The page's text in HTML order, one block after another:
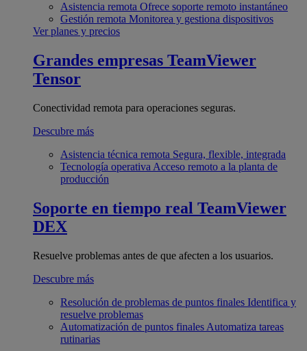
Asistencia remota Ofrece soporte remoto instantáneo
Gestión remota Monitorea y gestiona dispositivos
Ver planes y precios
Grandes empresas TeamViewer
Tensor
Conectividad remota para operaciones seguras.
Descubre más
Asistencia técnica remota Segura, flexible, integrada
Tecnología operativa Acceso remoto a la planta de
producción
Soporte en tiempo real TeamViewer
DEX
Resuelve problemas antes de que afecten a los usuarios.
Descubre más
Resolución de problemas de puntos finales Identifica y
resuelve problemas
Automatización de puntos finales Automatiza tareas
rutinarias